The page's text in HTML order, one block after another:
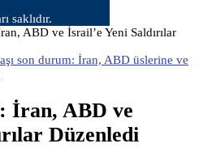
saklıdır.
ABD ve İsrail’e Yeni Saldırılar
son durum: İran, ABD üslerine ve
İran, ABD ve
Düzenledi